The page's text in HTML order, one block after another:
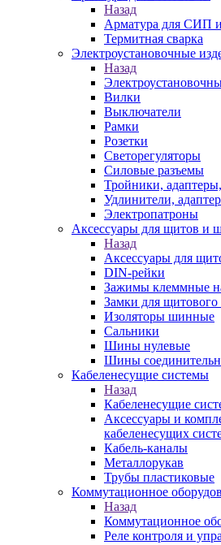
Назад
Арматура для СИП
Термитная сварка
Электроустановочные
Назад
Вилки
Выключатели
Рамки
Розетки
Светорегуляторы
Силовые разъемы
Тройники,
Удлинители,
Электропатроны
Аксессуары для щитов и
Назад
Аксессуары для
DIN-рейки
Зажимы клеммные
Замки для щитового
Изоляторы шинные
Сальники
Шины нулевые
Шины
Кабеленесущие системы
Назад
Кабеленесущие
Аксессуары и
кабеленесущих
Кабель-каналы
Металлорукав
Трубы пластиковые
Коммутационное
Назад
Коммутационное
Реле контроля и